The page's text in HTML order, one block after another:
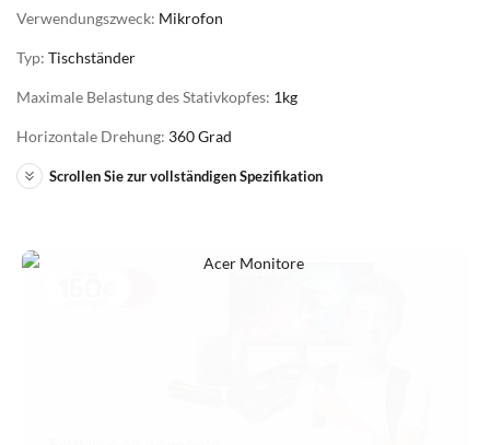
Verwendungszweck: Mikrofon
Typ: Tischständer
Maximale Belastung des Stativkopfes: 1kg
Horizontale Drehung: 360 Grad
Scrollen Sie zur vollständigen Spezifikation